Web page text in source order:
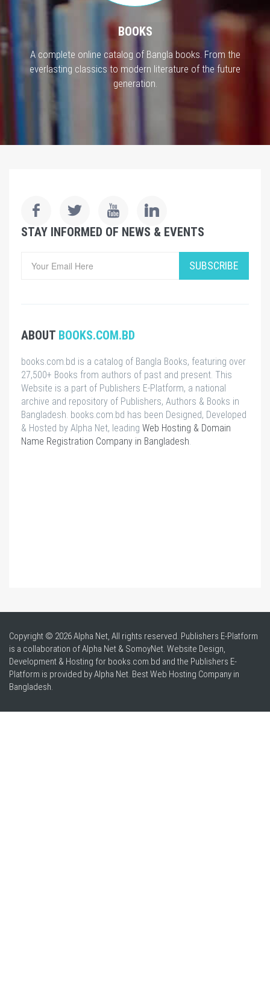
BOOKS
A complete online catalog of Bangla books. From the
everlasting classics to modern literature of the future
generation.
STAY INFORMED OF NEWS & EVENTS
SUBSCRIBE
ABOUT BOOKS.COM.BD
books.com.bd is a catalog of Bangla Books, featuring over
27,500+ Books from authors of past and present. This
Website is a part of Publishers E-Platform, a national
archive and repository of Publishers, Authors & Books in
Bangladesh. books.com.bd has been Designed, Developed
& Hosted by Alpha Net, leading Web Hosting & Domain
Name Registration Company in Bangladesh.
Copyright © 2026 Alpha Net, All rights reserved. Publishers E-Platform
is a collaboration of Alpha Net & SomoyNet. Website Design,
Development & Hosting for books.com.bd and the Publishers E-
Platform is provided by Alpha Net. BestWeb Hosting Company in
Bangladesh.